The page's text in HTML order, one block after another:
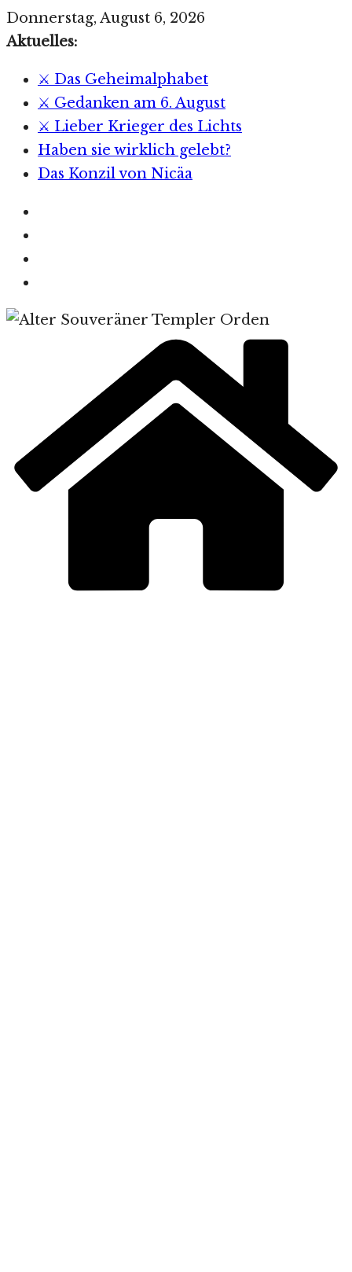
Zum
Inhalt
Donnerstag, August 6, 2026
Aktuelles:
⚔️ Das Geheimalphabet
⚔️ Gedanken am 6. August
⚔️ Lieber Krieger des Lichts
Haben sie wirklich gelebt?
Das Konzil von Nicäa